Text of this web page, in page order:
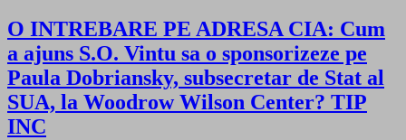
O INTREBARE PE ADRESA CIA: Cum
a ajuns S.O. Vintu sa o sponsorizeze pe
Paula Dobriansky, subsecretar de Stat al
SUA, la Woodrow Wilson Center? TIP
INC